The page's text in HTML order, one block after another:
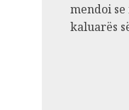
mendoi se
kaluarës